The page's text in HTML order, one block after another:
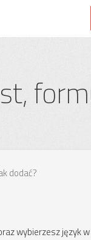
dodać?
wybierzesz język